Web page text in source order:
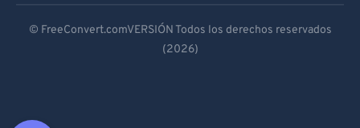
Español
© FreeConvert.comVERSIÓN Todos los derechos reservados
(2026)